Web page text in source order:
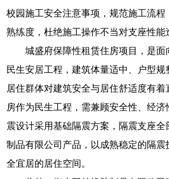
校园施工安全注意事项，规范施工流
熟练度，杜绝施工操作不当对支座性能
城盛府保障性租赁住房项目，是面
民生安居工程，建筑体量适中、户型规
居住群体对建筑安全与居住舒适度有
房作为民生工程，需兼顾安全性、经
震设计采用基础隔震方案，隔震支座
制品有限公司产品，以成熟稳定的隔
全宜居的居住空间。